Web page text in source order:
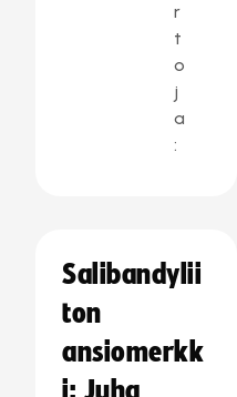
r
t
o
j
a
:
Salibandylii
ton
ansiomerkk